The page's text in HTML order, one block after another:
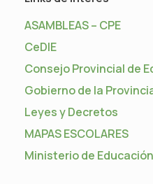
ASAMBLEAS – CPE
CeDIE
Consejo Provincial de
Gobierno de la
Leyes y Decretos
MAPAS ESCOLARES
Ministerio de Educación